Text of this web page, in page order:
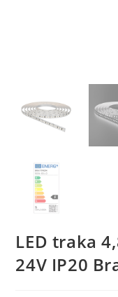
LED traka
24V IP20